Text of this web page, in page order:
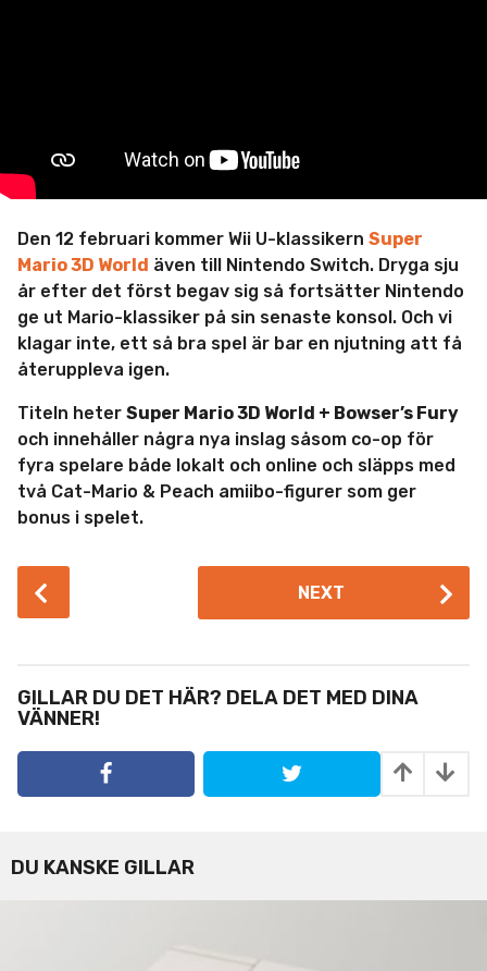
Den 12 februari kommer Wii U-klassikern Super
Mario 3D World även till Nintendo Switch. Dryga sju
år efter det först begav sig så fortsätter Nintendo
ge ut Mario-klassiker på sin senaste konsol. Och vi
klagar inte, ett så bra spel är bar en njutning att få
återuppleva igen.
Titeln heter Super Mario 3D World + Bowser’s Fury
och innehåller några nya inslag såsom co-op för
fyra spelare både lokalt och online och släpps med
två Cat-Mario & Peach amiibo-figurer som ger
bonus i spelet.
o
P
a
g
n
t
NEXT
GILLAR DU DET HÄR? DELA DET MED DINA
VÄNNER!
DU KANSKE GILLAR